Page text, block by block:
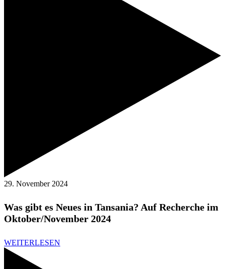
29. November 2024
Was gibt es Neues in Tansania? Auf Recherche im
Oktober/November 2024
WEITERLESEN